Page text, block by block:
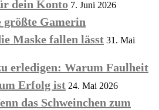
dein Konto 7. Juni 2026
größte Gamerin
Maske fallen lässt 31. Mai
erledigen: Warum Faulheit
Erfolg ist 24. Mai 2026
das Schweinchen zum